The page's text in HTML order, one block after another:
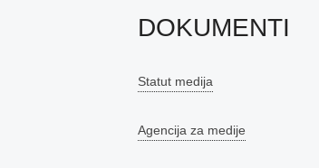
DOKUMENTI
Statut medija
Agencija za medije